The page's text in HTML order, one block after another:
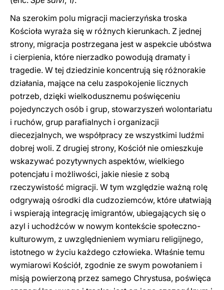
Na szerokim polu migracji macierzyńska troska
Kościoła wyraża się w różnych kierunkach. Z jednej
strony, migracja postrzegana jest w aspekcie ubóstwa
i cierpienia, które nierzadko powodują dramaty i
tragedie. W tej dziedzinie koncentrują się różnorakie
działania, mające na celu zaspokojenie licznych
potrzeb, dzięki wielkodusznemu poświęceniu
pojedynczych osób i grup, stowarzyszeń wolontariatu
i ruchów, grup parafialnych i organizacji
diecezjalnych, we współpracy ze wszystkimi ludźmi
dobrej woli. Z drugiej strony, Kościół nie omieszkuje
wskazywać pozytywnych aspektów, wielkiego
potencjału i możliwości, jakie niesie z sobą
rzeczywistość migracji. W tym względzie ważną rolę
odgrywają ośrodki dla cudzoziemców, które ułatwiają
i wspierają integrację imigrantów, ubiegających się o
azyl i uchodźców w nowym kontekście społeczno-
kulturowym, z uwzględnieniem wymiaru religijnego,
istotnego w życiu każdego człowieka. Właśnie temu
wymiarowi Kościół, zgodnie ze swym powołaniem i
misją powierzoną przez samego Chrystusa, poświęca